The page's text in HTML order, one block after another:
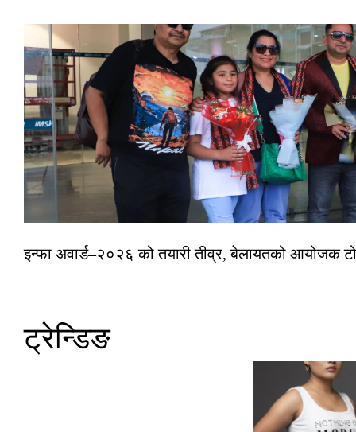
इन्फा अवार्ड–२०२६ को तयारी तीव्र, बेलायतको आयोजक
ट्रेन्डिङ